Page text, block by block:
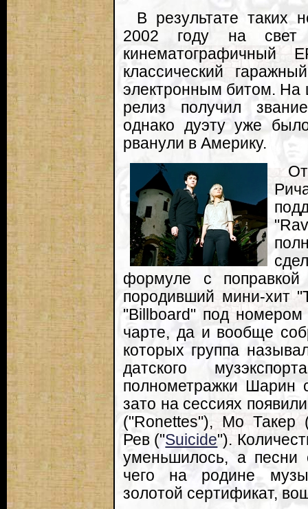
В результате таких
2002 году на свет
классический
электронным битом. На
релиз получил
однако дуэту уже
рванули в Америку.
формуле с
породивший мини-хит
"Billboard" под
чарте, да и вообще
которых группа
датского
полнометражки Шарин
зато на сессиях
("Ronettes"), Мо Такер
Рев ("Suicide").
уменьшилось, а песни
чего на родине
золотой сертификат,